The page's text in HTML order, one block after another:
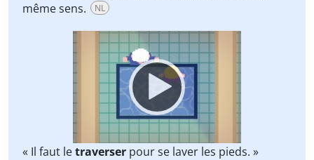
même sens.
NL
Video
Player
« Il faut letraverser pour se laver les pieds. »